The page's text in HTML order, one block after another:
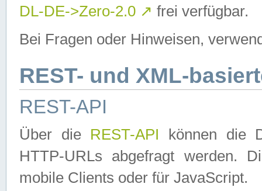
DL-DE->Zero-2.0 ↗ frei verfügbar.
Bei Fragen oder Hinweisen,
REST- und XML-
REST-API
Über die REST-API können die
HTTP-URLs abgefragt werden.
mobile Clients oder für JavaScript.